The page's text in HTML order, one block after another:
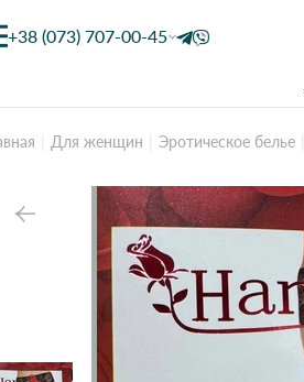
+38 (073) 707-00-45
Для женщин Эротическое белье